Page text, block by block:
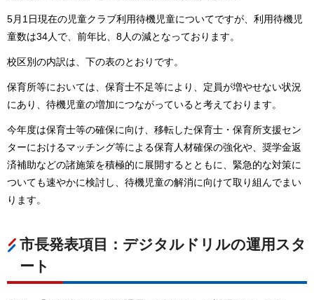
5月1日現在の児童クラブ利用待機児童についてですが、利用待機児
童数は34人で、前年比、8人の減となっております。
校区別の内訳は、下の表のとおりです。
保育所等においては、保育士不足等により、定員が増やせない状況
にあり、待機児童の増加につながっていると考えております。
今年度は保育士等の確保に向け、移転した保育士・保育所支援セン
ターにおけるマッチング等による保育人材確保の強化や、奨学金返
済補助などの諸施策を積極的に展開するとともに、緊急的な対策に
ついても速やかに検討し、待機児童の解消に向けて取り組んでまい
ります。
市長発表項目：デジタルドリルの運用スタ
ート